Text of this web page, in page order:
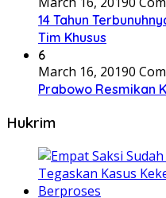
14 Tahun
Tim Khusus
6
March 16, 20190
Prabowo Resmikan
Hukrim